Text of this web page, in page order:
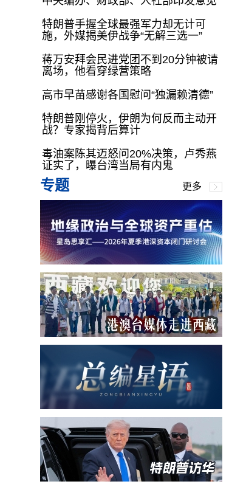
特朗普手握全球最强军力却无计可
施，外媒揭美伊战争“无解三选一”
蒋万安拜会民进党团不到20分钟被请
离场，他看穿绿营策略
高市早苗感谢各国慰问“独漏赖清德”
特朗普刚停火，伊朗为何反而主动开
战？专家揭背后算计
毒油案陈其迈怒问20%决策，卢秀燕
证实了，曝台湾当局有内鬼
专题 更多